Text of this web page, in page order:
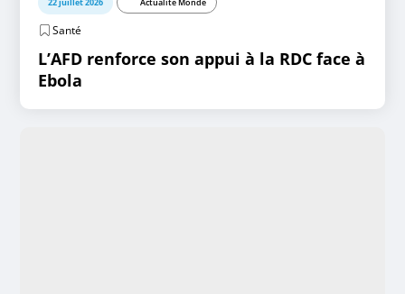
Santé
L’AFD renforce son appui à la RDC face à
Ebola